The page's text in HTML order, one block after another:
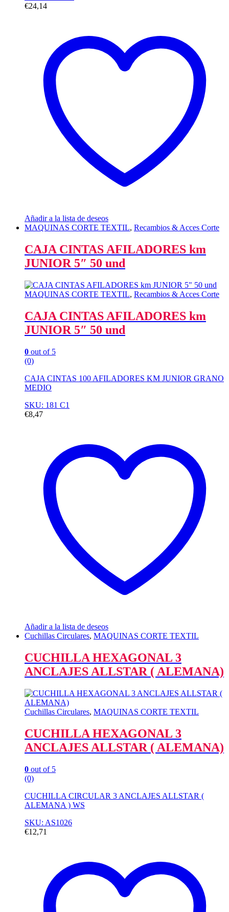
€24,14
Añadir a la lista de deseos
MAQUINAS CORTE TEXTIL, Recambios & Acces Corte
CAJA CINTAS AFILADORES km
JUNIOR 5″ 50 und
MAQUINAS CORTE TEXTIL, Recambios & Acces Corte
CAJA CINTAS AFILADORES km
JUNIOR 5″ 50 und
0 out of 5
(0)
CAJA CINTAS 100 AFILADORES KM JUNIOR GRANO
MEDIO
SKU: 181 C1
€8,47
Añadir a la lista de deseos
Cuchillas Circulares, MAQUINAS CORTE TEXTIL
CUCHILLA HEXAGONAL 3
ANCLAJES ALLSTAR ( ALEMANA)
Cuchillas Circulares, MAQUINAS CORTE TEXTIL
CUCHILLA HEXAGONAL 3
ANCLAJES ALLSTAR ( ALEMANA)
0 out of 5
(0)
CUCHILLA CIRCULAR 3 ANCLAJES ALLSTAR (
ALEMANA ) WS
SKU: AS1026
€12,71